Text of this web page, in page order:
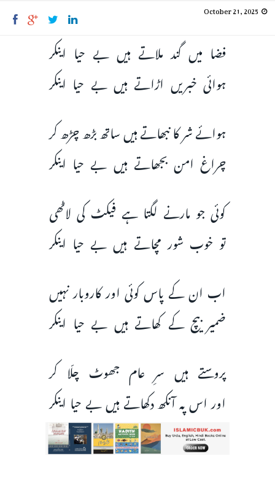
October 21, 2025
فضا میں گند ملاتے ہیں بے حیا اینکر
ہوائی خبریں اڑاتے ہیں بے حیا اینکر
ہوائے شر کا نبھاتے ہیں ساتھ بڑھ چڑھ کر
چراغ امن بجھاتے ہیں بے حیا اینکر
کوئی جو مارنے لگتا ہے فیکٹ کی لاٹھی
تو خوب شور مچاتے ہیں بے حیا اینکر
اب ان کے پاس کوئی اور کاروبار نہیں
ضمیر بیچ کے کھاتے ہیں بے حیا اینکر
پروستے ہیں سرِ عام جھوٹ چلّا کر
اور اس پہ آنکھ دکھاتے ہیں بے حیا اینکر